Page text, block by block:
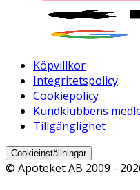
Köpvillkor
Integritetspolicy
Cookiepolicy
Kundklubbens
Tillgänglighet
Cookieinställningar
© Apoteket AB 2009 -